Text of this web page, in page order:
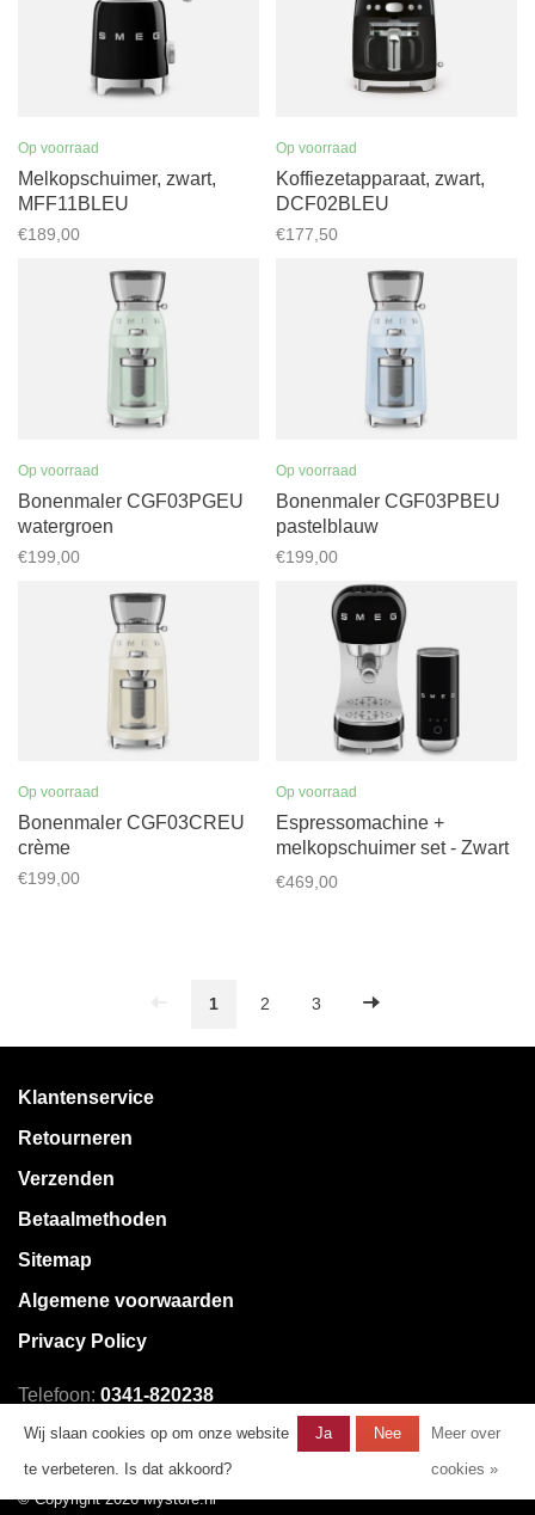
Op voorraad
Melkopschuimer, zwart,
MFF11BLEU
€189,00
Op voorraad
Koffiezetapparaat, zwart,
DCF02BLEU
€177,50
Op voorraad
Bonenmaler CGF03PGEU
watergroen
€199,00
Op voorraad
Bonenmaler CGF03PBEU
pastelblauw
€199,00
Op voorraad
Bonenmaler CGF03CREU
crème
€199,00
Op voorraad
Espressomachine +
melkopschuimer set - Zwart
- ECF12BLEU
€469,00
1 2 3
Klantenservice
Retourneren
Verzenden
Betaalmethoden
Sitemap
Algemene voorwaarden
Privacy Policy
Telefoon: 0341-820238
E-mail:
klantenservice@mystore.nl
© Copyright 2026 Mystore.nl
Wij slaan cookies op om onze website
te verbeteren. Is dat akkoord?
Ja Nee
Meer over
cookies »